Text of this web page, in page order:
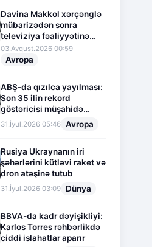
Davina Makkol xərçənglə
mübarizədən sonra
televiziya fəaliyyətinə
fasilə verir
03.Avqust.2026 00:59
Avropa
ABŞ-da qızılca yayılması:
Son 35 ilin rekord
göstəricisi müşahidə
olunur
31.İyul.2026 05:46 Avropa
Rusiya Ukraynanın iri
şəhərlərini kütləvi raket və
dron atəşinə tutub
31.İyul.2026 03:09 Dünya
BBVA-da kadr dəyişikliyi:
Karlos Torres rəhbərlikdə
ciddi islahatlar aparır